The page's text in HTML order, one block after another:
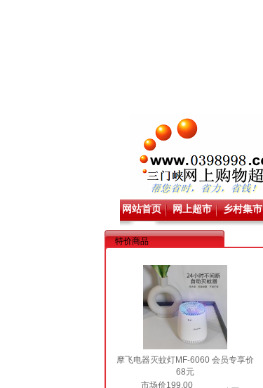
网站首页 网上超市 乡村集市
特价商品
摩飞电器灭蚊灯MF-6060 会员专享价
68元
市场价199.00